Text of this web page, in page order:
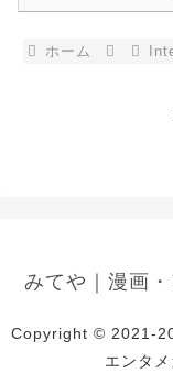
ホーム
みてや｜漫画
Copyright © 2021-
エンタ